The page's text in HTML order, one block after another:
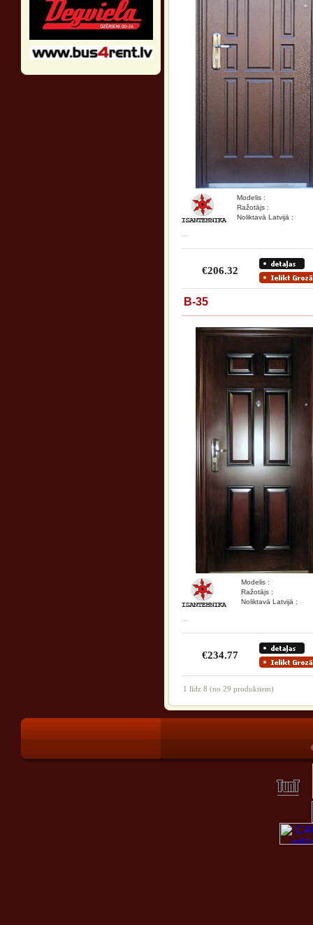
Modelis :
Ražotājs :
Noliktavā Latvijā :
€206.32
B-35
Modelis :
Ražotājs :
Noliktavā Latvijā :
€234.77
1 līdz 8 (no 29 produktiem)